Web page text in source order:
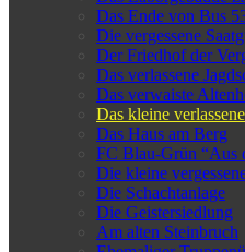
Das Ende von Bus
Die vergessene
Der Friedhof der
Das verlassene
Das verwaiste
Das kleine
Das Haus am Berg
FC Blau-Grün “Aus
Die kleine
Die Schachtanlage
Die Geistersiedlung
Am alten Steinbruch